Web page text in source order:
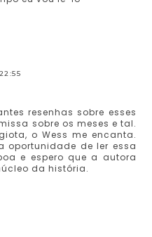
resenhas sobre esses
sobre os meses e tal.
o Wess me encanta.
oportunidade de ler essa
e espero que a autora
da história.